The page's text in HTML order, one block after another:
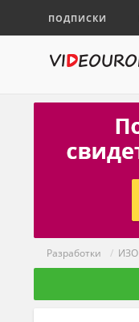
ПОДПИСКИ
Разработки / ИЗО